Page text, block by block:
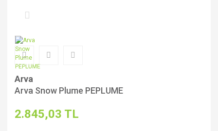
Arva
Arva Snow Plume PEPLUME
2.845,03 TL